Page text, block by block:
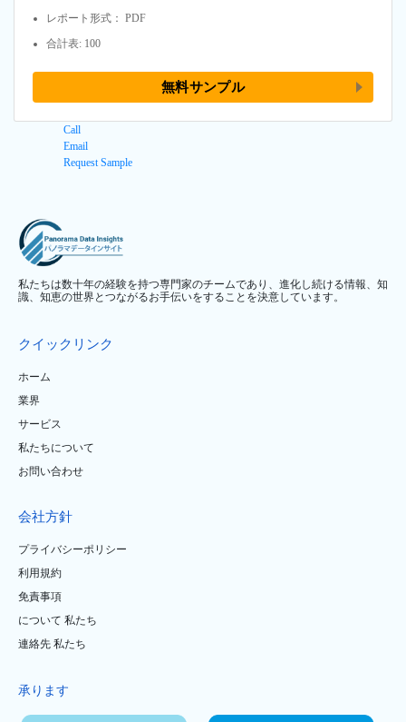
レポート形式： PDF
合計表: 100
無料サンプル
Call
Email
Request Sample
私たちは数十年の経験を持つ専門家のチームであり、進化し続ける情報、知
識、知恵の世界とつながるお手伝いをすることを決意しています。
クイックリンク
ホーム
業界
サービス
私たちについて
お問い合わせ
会社方針
プライバシーポリシー
利用規約
免責事項
について 私たち
連絡先 私たち
承ります